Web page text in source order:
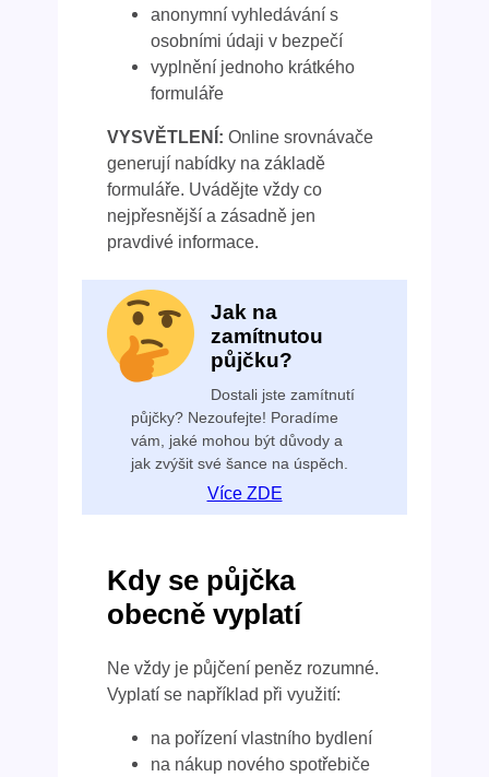
anonymní vyhledávání s
osobními údaji v bezpečí
vyplnění jednoho krátkého
formuláře
VYSVĚTLENÍ: Online srovnávače
generují nabídky na základě
formuláře. Uvádějte vždy co
nejpřesnější a zásadně jen
pravdivé informace.
Jak na
zamítnutou
půjčku?
Dostali jste zamítnutí
půjčky? Nezoufejte! Poradíme
vám, jaké mohou být důvody a
jak zvýšit své šance na úspěch.
Více ZDE
Kdy se půjčka
obecně vyplatí
Ne vždy je půjčení peněz rozumné.
Vyplatí se například při využití:
na pořízení vlastního bydlení
na nákup nového spotřebiče